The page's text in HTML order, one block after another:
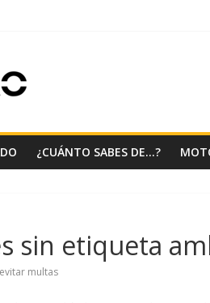
¿CUÁNTO SABES DE…?
sin etiqueta
evitar multas